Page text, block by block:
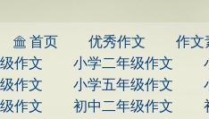
 首页 优秀作文 作文
级作文
小学二年级作文
级作文
小学五年级作文
级作文
初中二年级作文